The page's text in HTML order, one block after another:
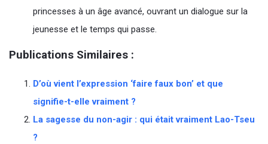
princesses à un âge avancé, ouvrant un dialogue sur la
jeunesse et le temps qui passe.
Publications Similaires :
D’où vient l’expression ‘faire faux bon’ et que
signifie-t-elle vraiment ?
La sagesse du non-agir : qui était vraiment Lao-Tseu
?